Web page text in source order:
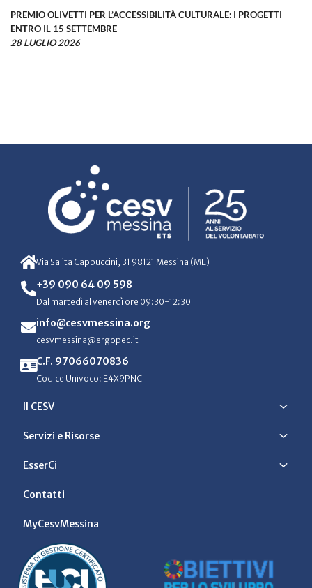
PREMIO OLIVETTI PER L’ACCESSIBILITÀ CULTURALE: I PROGETTI
ENTRO IL 15 SETTEMBRE
28 LUGLIO 2026
Via Salita Cappuccini, 31 98121 Messina (ME)
+39 090 64 09 598
Dal martedì al venerdì ore 09:30-12:30
info@cesvmessina.org
cesvmessina@ergopec.it
C.F. 97066070836
Codice Univoco: E4X9PNC
Il CESV
Servizi e Risorse
EsserCi
Contatti
MyCesvMessina